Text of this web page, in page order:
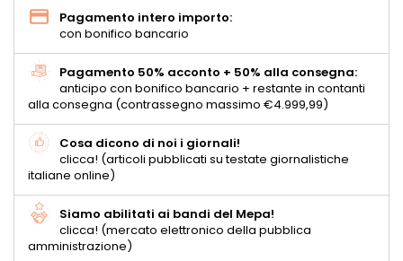
Pagamento intero importo:
con bonifico bancario
Pagamento 50% acconto + 50% alla consegna:
anticipo con bonifico bancario + restante in contanti
alla consegna (contrassegno massimo €4.999,99)
Cosa dicono di noi i giornali!
clicca! (articoli pubblicati su testate giornalistiche
italiane online)
Siamo abilitati ai bandi del Mepa!
clicca! (mercato elettronico della pubblica
amministrazione)